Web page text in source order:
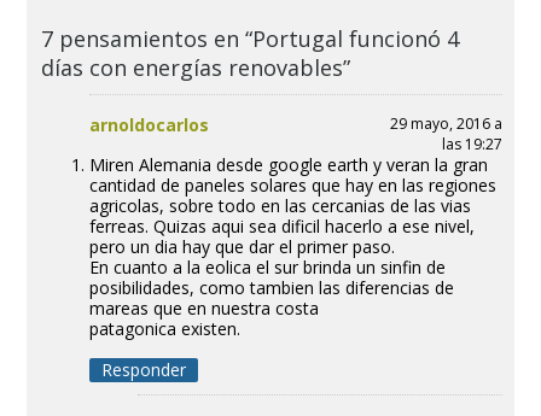
7 pensamientos en “Portugal funcionó 4
días con energías renovables”
arnoldocarlos
29 mayo, 2016 a
las 19:27
Miren Alemania desde google earth y veran la gran
cantidad de paneles solares que hay en las regiones
agricolas, sobre todo en las cercanias de las vias
ferreas. Quizas aqui sea dificil hacerlo a ese nivel,
pero un dia hay que dar el primer paso.
En cuanto a la eolica el sur brinda un sinfin de
posibilidades, como tambien las diferencias de
mareas que en nuestra costa
patagonica existen.
Responder